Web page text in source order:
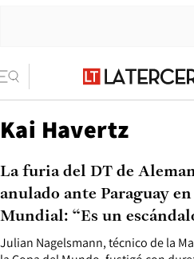
Kai Havertz
Julian Nagelsmann, técnico de la
La furia del DT de
anulado ante Paraguay
Mundial: “Es un